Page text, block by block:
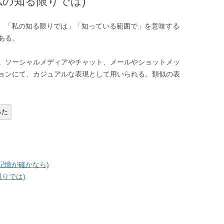
私の知る限りでは」「知っている範囲で」を意味する
。
ソーシャルメディアやチャット、メールやショットメッ
ンにて、カジュアルな表現として用いられる。類似の表
憶が確かなら)
では)